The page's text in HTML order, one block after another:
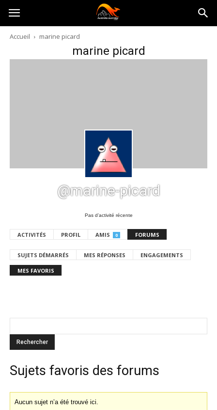
Australia-
australie.com
Accueil marine picard
marine picard
@marine-picard
Pas d’activité récente
ACTIVITÉS PROFIL AMIS 0 FORUMS
SUJETS DÉMARRÉS MES RÉPONSES ENGAGEMENTS
MES FAVORIS
Sujets favoris des forums
Aucun sujet n’a été trouvé ici.